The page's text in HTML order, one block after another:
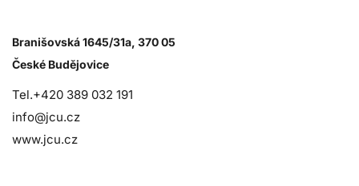
Branišovská 1645/31a, 370 05
České Budějovice
Tel.+420 389 032 191
info@jcu.cz
www.jcu.cz